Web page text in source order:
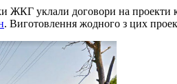
уклали договори на проекти
. Виготовлення жодного з цих